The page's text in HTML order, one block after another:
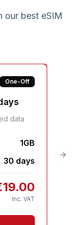
our best eSIM
One-Off
data
1GB
30 days
19.00
Inc. VAT